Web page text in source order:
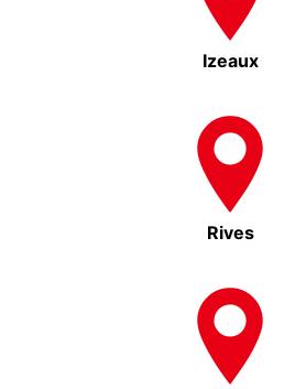
Izeaux
Rives